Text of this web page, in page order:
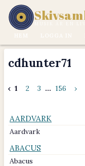
MUSIK ÄR EN
cdhunter71
‹ 1 2 3 ... 156 ›
AARDVARK
Aardvark
ABACUS
Abacus